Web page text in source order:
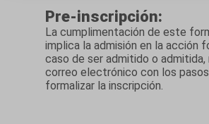
Pre-inscripción:
La cumplimentación de este
implica la admisión en la acción
caso de ser admitido o admitida,
correo electrónico con los
formalizar la inscripción.